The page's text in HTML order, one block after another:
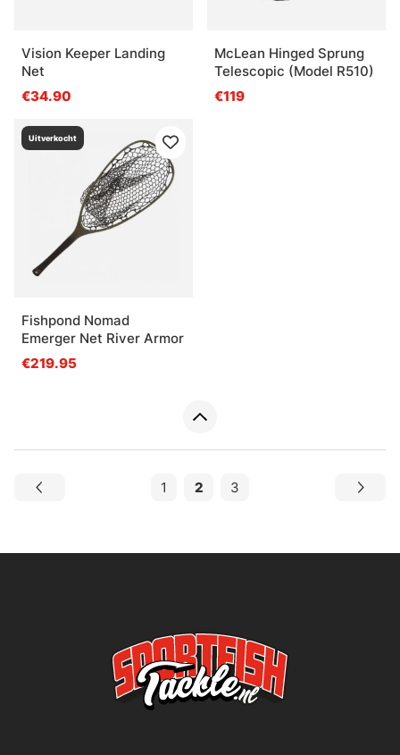
Vision Keeper Landing
Net
€34.90
McLean Hinged Sprung
Telescopic (Model R510)
€119
Uitverkocht
Fishpond Nomad
Emerger Net River Armor
€219.95
1 2 3